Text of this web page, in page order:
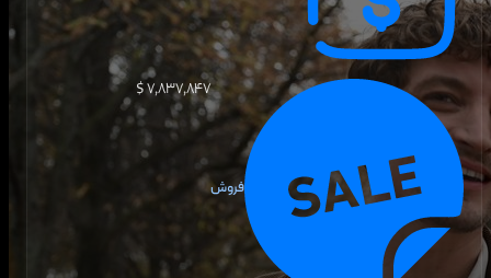
فروش
۷٬۸۳۷٬۸۴۷ $